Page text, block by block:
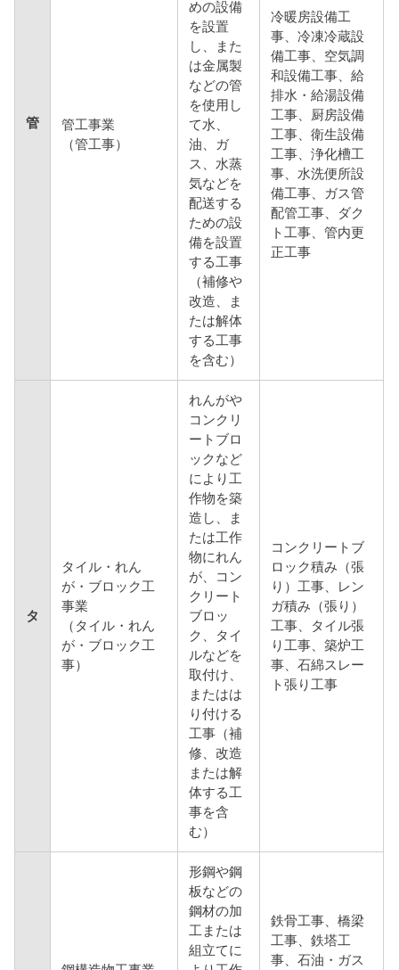
管
管工事業
（管工事）
めの設備
を設置
し、また
は金属製
などの管
を使用し
て水、
油、ガ
ス、水蒸
気などを
配送する
ための設
備を設置
する工事
（補修や
改造、ま
たは解体
する工事
を含む）
冷暖房設備工
事、冷凍冷蔵設
備工事、空気調
和設備工事、給
排水・給湯設備
工事、厨房設備
工事、衛生設備
工事、浄化槽工
事、水洗便所設
備工事、ガス管
配管工事、ダク
ト工事、管内更
正工事
タ
タイル・れん
が・ブロック工
事業
（タイル・れん
が・ブロック工
事）
れんがや
コンクリ
ートブロ
ックなど
により工
作物を築
造し、ま
たは工作
物にれん
が、コン
クリート
ブロッ
ク、タイ
ルなどを
取付け、
またはは
り付ける
工事（補
修、改造
または解
体する工
事を含
む）
コンクリートブ
ロック積み（張
り）工事、レン
ガ積み（張り）
工事、タイル張
り工事、築炉工
事、石綿スレー
ト張り工事
形鋼や鋼
板などの
鋼材の加
工または
組立てに
鉄骨工事、橋梁
工事、鉄塔工
事、石油・ガス